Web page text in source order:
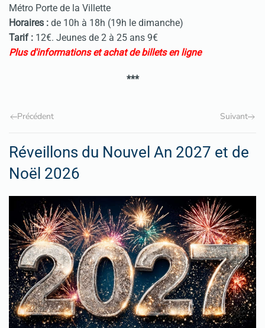
Métro Porte de la Villette
Horaires : de 10h à 18h (19h le dimanche)
Tarif : 12€. Jeunes de 2 à 25 ans 9€
Plus d'informations et achat de billets en ligne
***
Précédent Suivant
Réveillons du Nouvel An 2027 et de
Noël 2026